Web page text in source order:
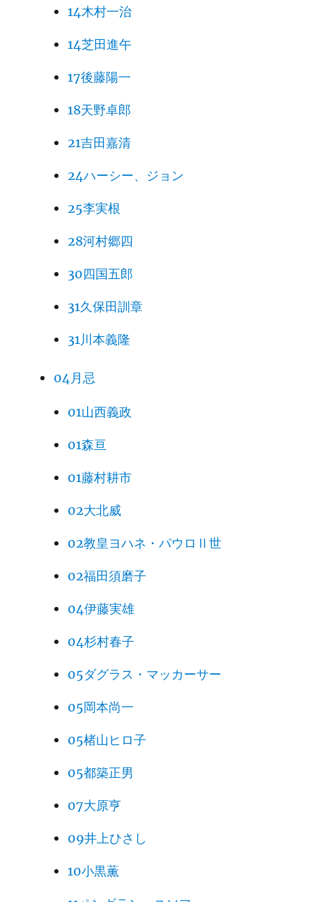
14木村一治
14芝田進午
17後藤陽一
18天野卓郎
21吉田嘉清
24ハーシー、ジョン
25李実根
28河村郷四
30四国五郎
31久保田訓章
31川本義隆
04月忌
01山西義政
01森亘
01藤村耕市
02大北威
02教皇ヨハネ・パウロⅡ世
02福田須磨子
04伊藤実雄
04杉村春子
05ダグラス・マッカーサー
05岡本尚一
05楮山ヒロ子
05都築正男
07大原亨
09井上ひさし
10小黒薫